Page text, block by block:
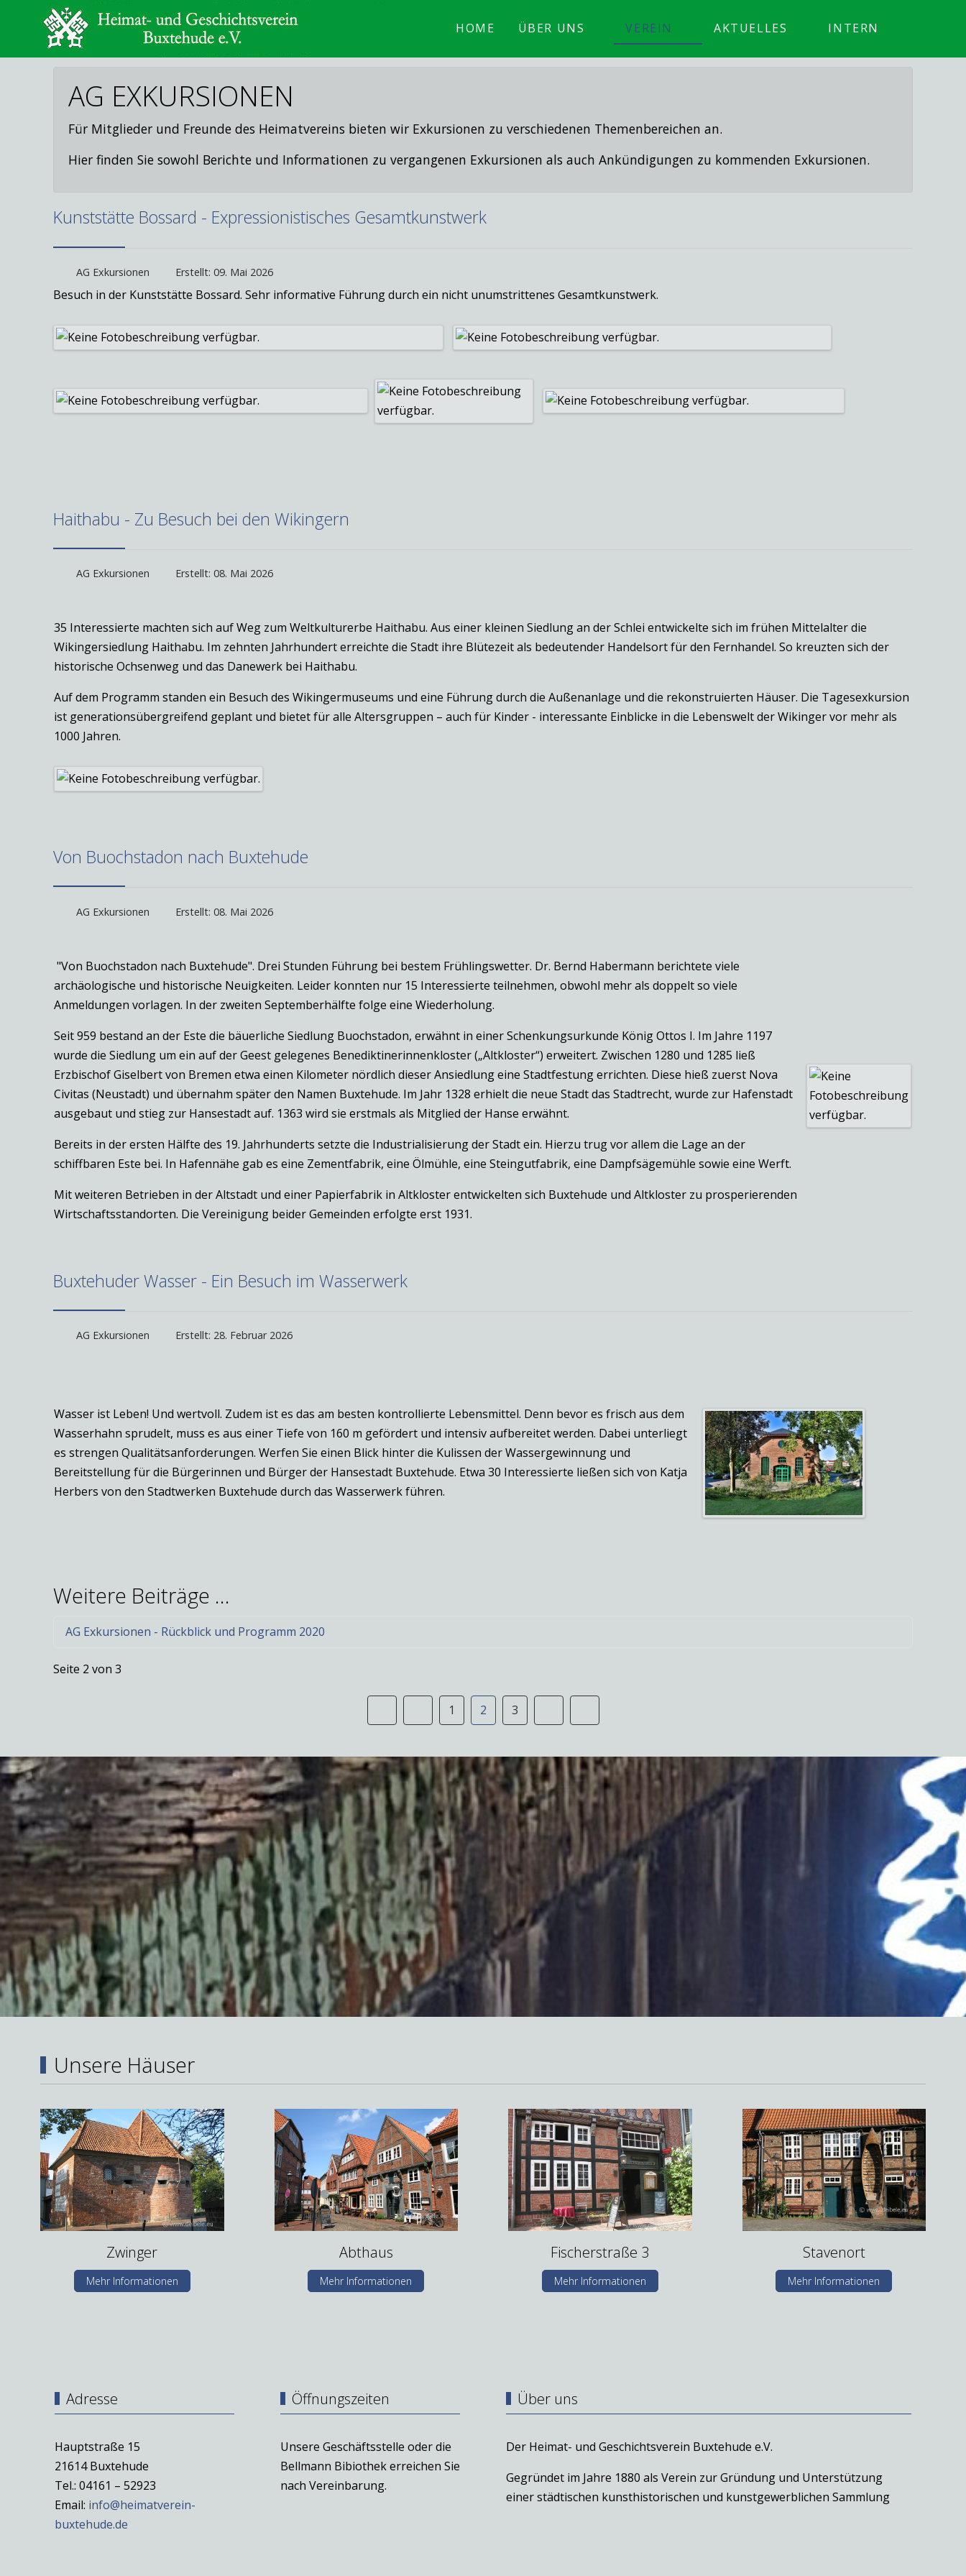
HOME ÜBER UNS VEREIN AKTUELLES INTERN
AG EXKURSIONEN
Für Mitglieder und Freunde des Heimatvereins bieten wir Exkursionen zu verschiedenen Themenbereichen an.
Hier finden Sie sowohl Berichte und Informationen zu vergangenen Exkursionen als auch Ankündigungen zu kommenden Exkursionen.
Kunststätte Bossard - Expressionistisches Gesamtkunstwerk
AG Exkursionen Erstellt: 09. Mai 2026
Besuch in der Kunststätte Bossard. Sehr informative Führung durch ein nicht unumstrittenes Gesamtkunstwerk.
Haithabu - Zu Besuch bei den Wikingern
AG Exkursionen Erstellt: 08. Mai 2026
35 Interessierte machten sich auf Weg zum Weltkulturerbe Haithabu. Aus einer kleinen Siedlung an der Schlei entwickelte sich im frühen Mittelalter die
Wikingersiedlung Haithabu. Im zehnten Jahrhundert erreichte die Stadt ihre Blütezeit als bedeutender Handelsort für den Fernhandel. So kreuzten sich der
historische Ochsenweg und das Danewerk bei Haithabu.
Auf dem Programm standen ein Besuch des Wikingermuseums und eine Führung durch die Außenanlage und die rekonstruierten Häuser. Die Tagesexkursion
ist generationsübergreifend geplant und bietet für alle Altersgruppen – auch für Kinder - interessante Einblicke in die Lebenswelt der Wikinger vor mehr als
1000 Jahren.
Von Buochstadon nach Buxtehude
AG Exkursionen Erstellt: 08. Mai 2026
"Von Buochstadon nach Buxtehude". Drei Stunden Führung bei bestem Frühlingswetter. Dr. Bernd Habermann berichtete viele
archäologische und historische Neuigkeiten. Leider konnten nur 15 Interessierte teilnehmen, obwohl mehr als doppelt so viele
Anmeldungen vorlagen. In der zweiten Septemberhälfte folge eine Wiederholung.
Seit 959 bestand an der Este die bäuerliche Siedlung Buochstadon, erwähnt in einer Schenkungsurkunde König Ottos I. Im Jahre 1197
wurde die Siedlung um ein auf der Geest gelegenes Benediktinerinnenkloster („Altkloster“) erweitert. Zwischen 1280 und 1285 ließ
Erzbischof Giselbert von Bremen etwa einen Kilometer nördlich dieser Ansiedlung eine Stadtfestung errichten. Diese hieß zuerst Nova
Civitas (Neustadt) und übernahm später den Namen Buxtehude. Im Jahr 1328 erhielt die neue Stadt das Stadtrecht, wurde zur Hafenstadt
ausgebaut und stieg zur Hansestadt auf. 1363 wird sie erstmals als Mitglied der Hanse erwähnt.
Bereits in der ersten Hälfte des 19. Jahrhunderts setzte die Industrialisierung der Stadt ein. Hierzu trug vor allem die Lage an der
schiffbaren Este bei. In Hafennähe gab es eine Zementfabrik, eine Ölmühle, eine Steingutfabrik, eine Dampfsägemühle sowie eine Werft.
Mit weiteren Betrieben in der Altstadt und einer Papierfabrik in Altkloster entwickelten sich Buxtehude und Altkloster zu prosperierenden
Wirtschaftsstandorten. Die Vereinigung beider Gemeinden erfolgte erst 1931.
Buxtehuder Wasser - Ein Besuch im Wasserwerk
AG Exkursionen Erstellt: 28. Februar 2026
Wasser ist Leben! Und wertvoll. Zudem ist es das am besten kontrollierte Lebensmittel. Denn bevor es frisch aus dem
Wasserhahn sprudelt, muss es aus einer Tiefe von 160 m gefördert und intensiv aufbereitet werden. Dabei unterliegt
es strengen Qualitätsanforderungen. Werfen Sie einen Blick hinter die Kulissen der Wassergewinnung und
Bereitstellung für die Bürgerinnen und Bürger der Hansestadt Buxtehude. Etwa 30 Interessierte ließen sich von Katja
Herbers von den Stadtwerken Buxtehude durch das Wasserwerk führen.
Weitere Beiträge …
AG Exkursionen - Rückblick und Programm 2020
Seite 2 von 3
1 2 3
Unsere Häuser
Zwinger
Mehr Informationen
Abthaus
Mehr Informationen
Fischerstraße 3
Mehr Informationen
Stavenort
Mehr Informationen
Adresse
Hauptstraße 15
21614 Buxtehude
Tel.: 04161 – 52923
Email: info@heimatverein-
buxtehude.de
Öffnungszeiten
Unsere Geschäftsstelle oder die
Bellmann Bibiothek erreichen Sie
nach Vereinbarung.
Über uns
Der Heimat- und Geschichtsverein Buxtehude e.V.
Gegründet im Jahre 1880 als Verein zur Gründung und Unterstützung
einer städtischen kunsthistorischen und kunstgewerblichen Sammlung